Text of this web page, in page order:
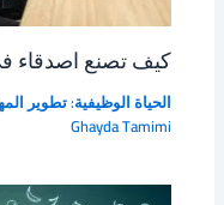
كيف تصنع اصدقاء
الحياة الوظيفية: تطوير
Ghayda Tamimi